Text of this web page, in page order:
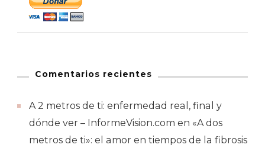
Comentarios recientes
A 2 metros de ti: enfermedad real, final y
dónde ver – InformeVision.com en «A dos
metros de ti»: el amor en tiempos de la fibrosis